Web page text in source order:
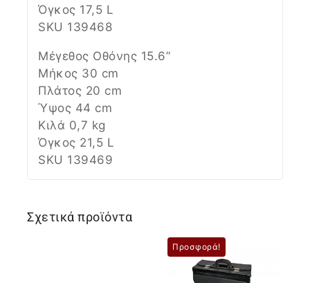
Όγκος 17,5 L
SKU 139468
Μέγεθος Οθόνης 15.6”
Μήκος 30 cm
Πλάτος 20 cm
Ύψος 44 cm
Κιλά 0,7 kg
Όγκος 21,5 L
SKU 139469
Σχετικά προϊόντα
Προσφορά!